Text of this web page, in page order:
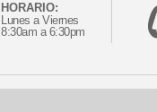
HORARIO:
Lunes a Viernes
8:30am a 6:30pm